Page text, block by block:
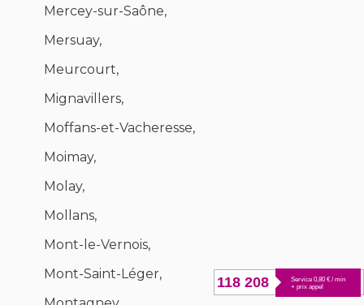
Mercey-sur-Saône,
Mersuay,
Meurcourt,
Mignavillers,
Moffans-et-Vacheresse,
Moimay,
Molay,
Mollans,
Mont-le-Vernois,
Mont-Saint-Léger,
118 208
Service 0,80 € / min
+ prix appel